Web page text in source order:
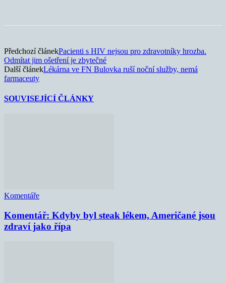
Předchozí článekPacienti s HIV nejsou pro zdravotníky hrozba.
Odmítat jim ošetření je zbytečné
Další článekLékárna ve FN Bulovka ruší noční služby, nemá
farmaceuty
SOUVISEJÍCÍ ČLÁNKY
Komentáře
Komentář: Kdyby byl steak lékem, Američané jsou
zdraví jako řípa